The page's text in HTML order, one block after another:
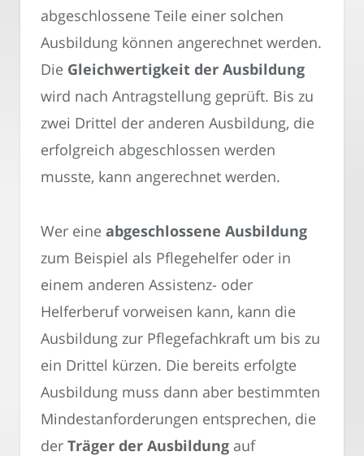
abgeschlossene Teile einer solchen
Ausbildung können angerechnet werden.
Die Gleichwertigkeit der Ausbildung
wird nach Antragstellung geprüft. Bis zu
zwei Drittel der anderen Ausbildung, die
erfolgreich abgeschlossen werden
musste, kann angerechnet werden.
Wer eine abgeschlossene Ausbildung
zum Beispiel als Pflegehelfer oder in
einem anderen Assistenz- oder
Helferberuf vorweisen kann, kann die
Ausbildung zur Pflegefachkraft um bis zu
ein Drittel kürzen. Die bereits erfolgte
Ausbildung muss dann aber bestimmten
Mindestanforderungen entsprechen, die
der Träger der Ausbildung auf